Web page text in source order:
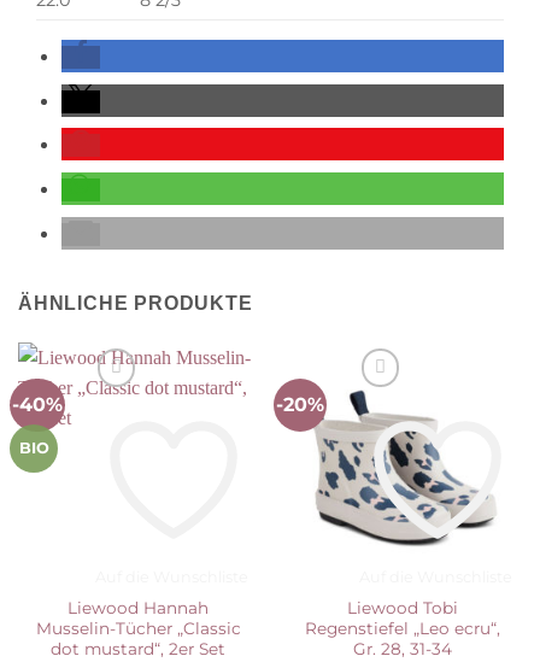
ÄHNLICHE PRODUKTE
-40%
BIO
Liewood Hannah
Musselin-Tücher „Classic
dot mustard“, 2er Set
-20%
Liewood Tobi
Regenstiefel „Leo ecru“,
Gr. 28, 31-34